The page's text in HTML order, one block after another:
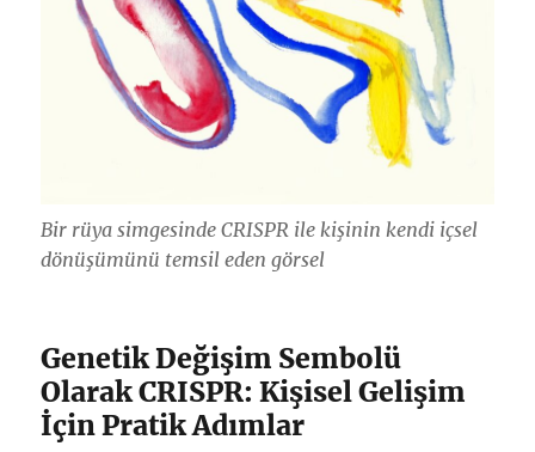
Bir rüya simgesinde CRISPR ile kişinin kendi içsel
dönüşümünü temsil eden görsel
Genetik Değişim Sembolü
Olarak CRISPR: Kişisel Gelişim
İçin Pratik Adımlar